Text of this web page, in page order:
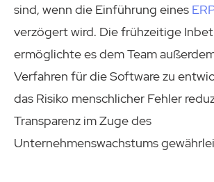
sind, wenn die Einführung eines
verzögert wird. Die frühzeitige
ermöglichte es dem Team
Verfahren für die Software zu
das Risiko menschlicher Fehler
Transparenz im Zuge des
Unternehmenswachstums